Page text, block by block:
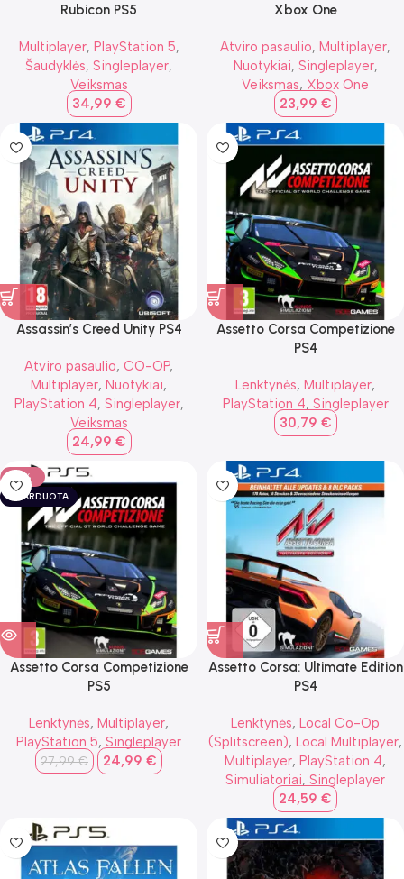
Rubicon PS5
Multiplayer, PlayStation 5,
Šaudyklės, Singleplayer,
Veiksmas
34,99 €
Xbox One
Atviro pasaulio, Multiplayer,
Nuotykiai, Singleplayer,
Veiksmas, Xbox One
23,99 €
Assassin’s Creed Unity PS4
Atviro pasaulio, CO-OP,
Multiplayer, Nuotykiai,
PlayStation 4, Singleplayer,
Veiksmas
24,99 €
Assetto Corsa Competizione
PS4
Lenktynės, Multiplayer,
PlayStation 4, Singleplayer
30,79 €
-11%
IŠPARDUOTA
Assetto Corsa Competizione
PS5
Lenktynės, Multiplayer,
PlayStation 5, Singleplayer
27,99€ 24,99 €
Assetto Corsa: Ultimate Edition
PS4
Lenktynės, Local Co-Op
(Splitscreen), Local Multiplayer,
Multiplayer, PlayStation 4,
Simuliatoriai, Singleplayer
24,59 €